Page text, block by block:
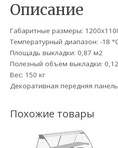
Описание
Габаритные размеры:
Температурный диапазон: -18
Площадь выкладки: 0,87 м2
Полезный объем выкладки:
Вес: 150 кг
Декоративная передняя
Похожие товары